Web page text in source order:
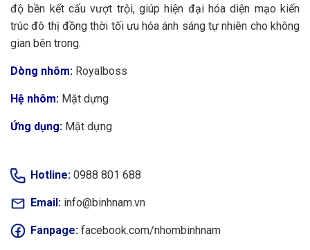
độ bền kết cấu vượt trội, giúp hiện đại hóa diện mạo kiến
trúc đô thị đồng thời tối ưu hóa ánh sáng tự nhiên cho không
gian bên trong.
Dòng nhôm: Royalboss
Hệ nhôm: Mặt dựng
Ứng dụng: Mặt dựng
Hotline: 0988 801 688
Email: info@binhnam.vn
Fanpage: facebook.com/nhombinhnam